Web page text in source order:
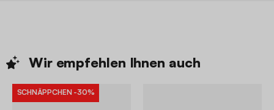
Wir empfehlen Ihnen auch
SCHNÄPPCHEN -30%